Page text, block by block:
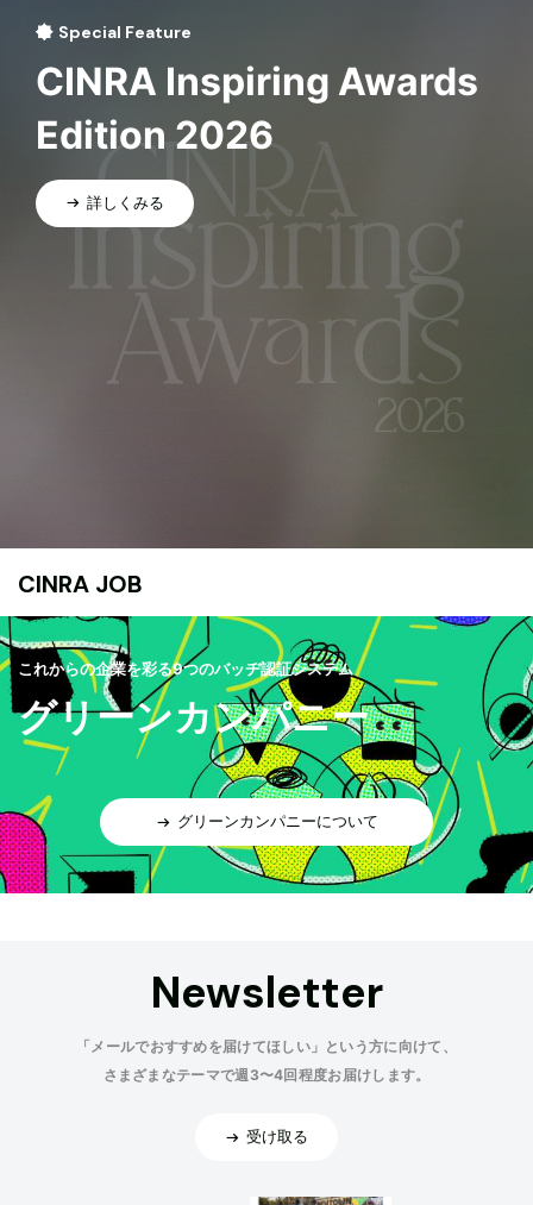
Special Feature
CINRA Inspiring Awards
Edition 2026
詳しくみる
CINRA JOB
これからの企業を彩る9つのバッヂ認証システム
グリーンカンパニー
グリーンカンパニーについて
Newsletter
「メールでおすすめを届けてほしい」という方に向けて、
さまざまなテーマで週3〜4回程度お届けします。
受け取る